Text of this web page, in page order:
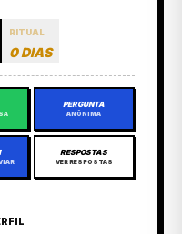
RITUAL
0 DIAS
PERGUNTA
ANÔNIMA
RESPOSTAS
VER RESPOSTAS